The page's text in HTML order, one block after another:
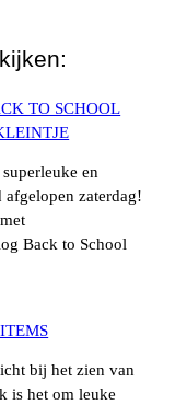
TO SCHOOL
en
afgelopen zaterdag!
Back to School
bij het zien van
is het om leuke